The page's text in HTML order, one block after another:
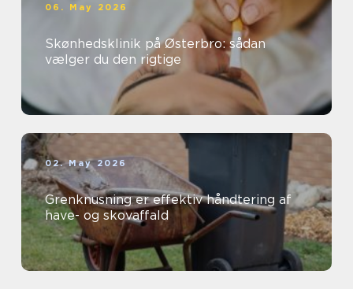
06. May 2026
Skønhedsklinik på Østerbro: sådan
vælger du den rigtige
02. May 2026
Grenknusning er effektiv håndtering af
have- og skovaffald